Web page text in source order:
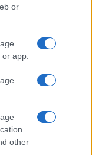
or
app.
other
presso un
lo scooter
al plasma
per
e